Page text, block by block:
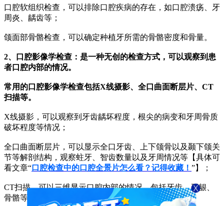
口腔软组织检查，可以排除口腔疾病的存在，如口腔溃疡、牙
周炎、龋齿等；
颌面部骨骼检查，可以确定种植牙所需的骨骼密度和骨量。
2、口腔影像学检查：是一种无创的检查方式，可以观察到患
者口腔内部的情况。
常用的口腔影像学检查包括X线摄影、全口曲面断层片、CT
扫描等。
X线摄影，可以观察到牙齿龋坏程度，根尖的病变和牙周骨质
破坏程度等情况；
全口曲面断层片，可以显示全口牙齿、上下颌骨以及颞下颌关
节等解剖结构，观察蛀牙、智齿数量以及牙周情况等【具体可
看文章“口腔检查中的口腔全景片怎么看？记得收藏！ ”】；
CT扫描，可以三维显示口腔内部的情况，包括牙齿、牙龈、
骨骼等。